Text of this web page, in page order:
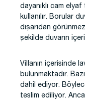
dayanıklı cam
kullanılır. Borular
dışarıdan
şekilde duvarın
Villanın içerisinde
bulunmaktadır.
dahil ediyor.
teslim ediliyor.